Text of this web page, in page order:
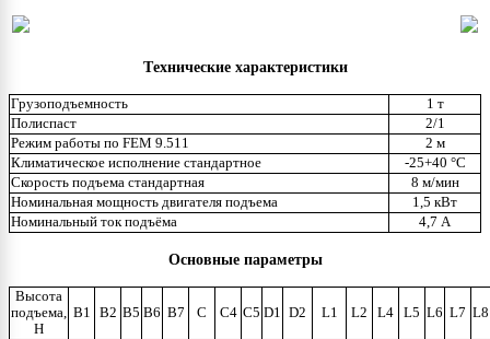
Tехнические характеристики
Грузоподъемность
1 т
Полиспаст
2/1
Режим работы по FEM 9.511
2 м
Климатическое исполнение стандартное
-25+40 °С
Скорость подъема стандартная
8 м/мин
Номинальная мощность двигателя подъема
1,5 кВт
Номинальный ток подъёмa
4,7 А
Основные параметры
Высота
подъема,
Н
B1 B2 B5 B6 B7 C C4 C5 D1 D2 L1 L2 L4 L5 L6 L7 L8